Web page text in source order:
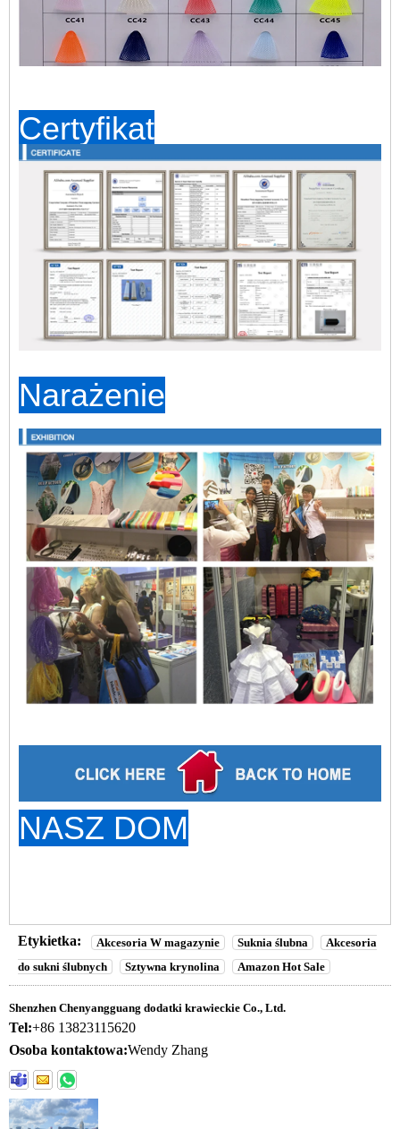
Certyfikat
Narażenie
NASZ DOM
Etykietka: Akcesoria W magazynie Suknia ślubna
Akcesoria
do sukni ślubnych
Sztywna krynolina Amazon Hot Sale
Shenzhen Chenyangguang dodatki krawieckie Co., Ltd.
Tel:+86 13823115620
Osoba kontaktowa:Wendy Zhang